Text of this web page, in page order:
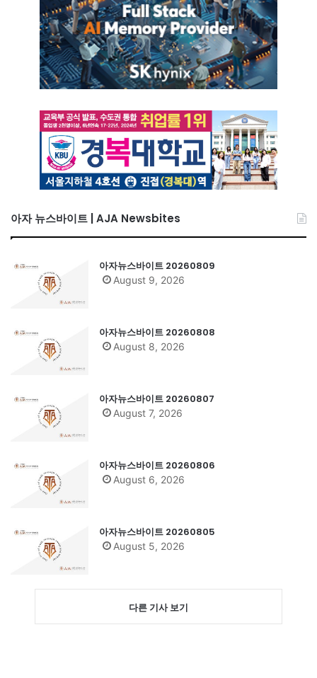
아자 뉴스바이트 | AJA Newsbites
아자뉴스바이트 20260809
August 9, 2026
아자뉴스바이트 20260808
August 8, 2026
아자뉴스바이트 20260807
August 7, 2026
아자뉴스바이트 20260806
August 6, 2026
아자뉴스바이트 20260805
August 5, 2026
다른 기사 보기